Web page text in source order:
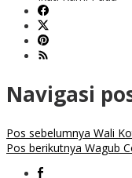
Navigasi
Pos sebelumnya Wali
Pos berikutnya Wagub